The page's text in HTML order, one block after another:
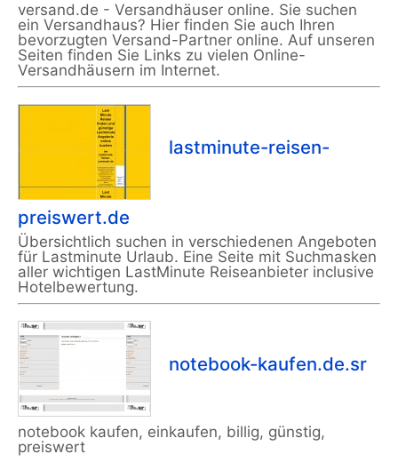
versand.de - Versandhäuser online. Sie suchen
ein Versandhaus? Hier finden Sie auch Ihren
bevorzugten Versand-Partner online. Auf unseren
Seiten finden Sie Links zu vielen Online-
Versandhäusern im Internet.
lastminute-reisen-
preiswert.de
Übersichtlich suchen in verschiedenen Angeboten
für Lastminute Urlaub. Eine Seite mit Suchmasken
aller wichtigen LastMinute Reiseanbieter inclusive
Hotelbewertung.
notebook-kaufen.de.sr
notebook kaufen, einkaufen, billig, günstig,
preiswert